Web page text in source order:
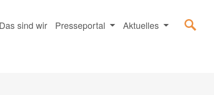
Das sind wir Presseportal Aktuelles